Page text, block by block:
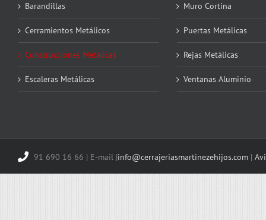
Barandillas
Cerramientos Metálicos
Construcciones Metálicas
Escaleras Metálicas
Muro Cortina
Puertas Metálicas
Rejas Metálicas
Ventanas Aluminio
91 690 16 66 | E-mail |info@cerrajeriasmartinezehijos.com |